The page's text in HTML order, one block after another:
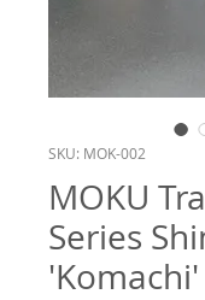
SKU: MOK-002
MOKU
Series
'Komachi'